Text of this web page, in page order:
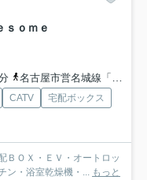
ｓｏｍｅ
名古屋市営名城線「新瑞橋」駅 徒歩8分
CATV
宅配ボックス
ＢＯＸ・ＥＶ・オートロッ
ン・浴室乾燥機・... もっと